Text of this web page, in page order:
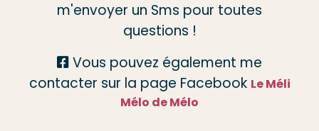
m'envoyer un Sms pour toutes
questions !
 Vous pouvez également me
contacter sur la page Facebook Le Méli
Mélo de Mélo